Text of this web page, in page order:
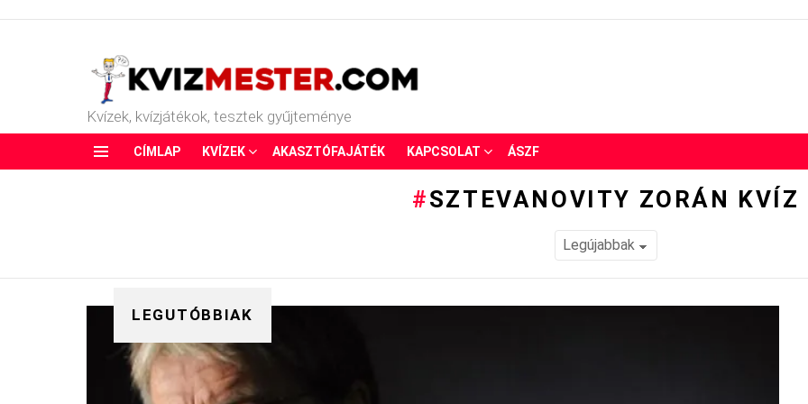
Kvízek, kvízjátékok, tesztek gyűjteménye
CÍMLAP KVÍZEK AKASZTÓFAJÁTÉK KAPCSOLAT ÁSZF
SZTEVANOVITY ZORÁN KVÍZ
LEGUTÓBBIAK